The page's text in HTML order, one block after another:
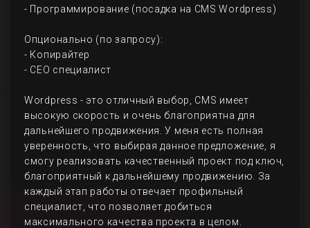
- Программирование (посадка на CMS Wordpress)
Опционально (по запросу):
- Копирайтер
- СЕО специалист
Wordpress - это отличный выбор, CMS имеет
высокую скорость и очень благоприятна для
дальнейшего продвижения. У меня есть полная
уверенность, что выбирая данное предложение, я
смогу реализовать качественный проект под ключ,
благоприятный к дальнейшему продвижению. За
каждый этап работы отвечает профильный
специалист, что позволяет добиться
максимального качества проекта в целом.